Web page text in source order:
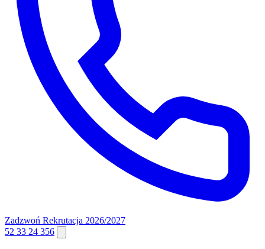
Zadzwoń Rekrutacja 2026/2027
52 33 24 356